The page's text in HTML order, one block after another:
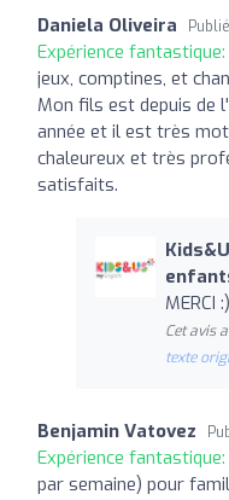
Daniela Oliveira
Expérience fantastique:
jeux, comptines, et
Mon fils est depuis de
année et il est très
chaleureux et très
satisfaits.
MERCI :)
Cet avis
texte
Benjamin Vatovez
Expérience fantastique:
par semaine) pour